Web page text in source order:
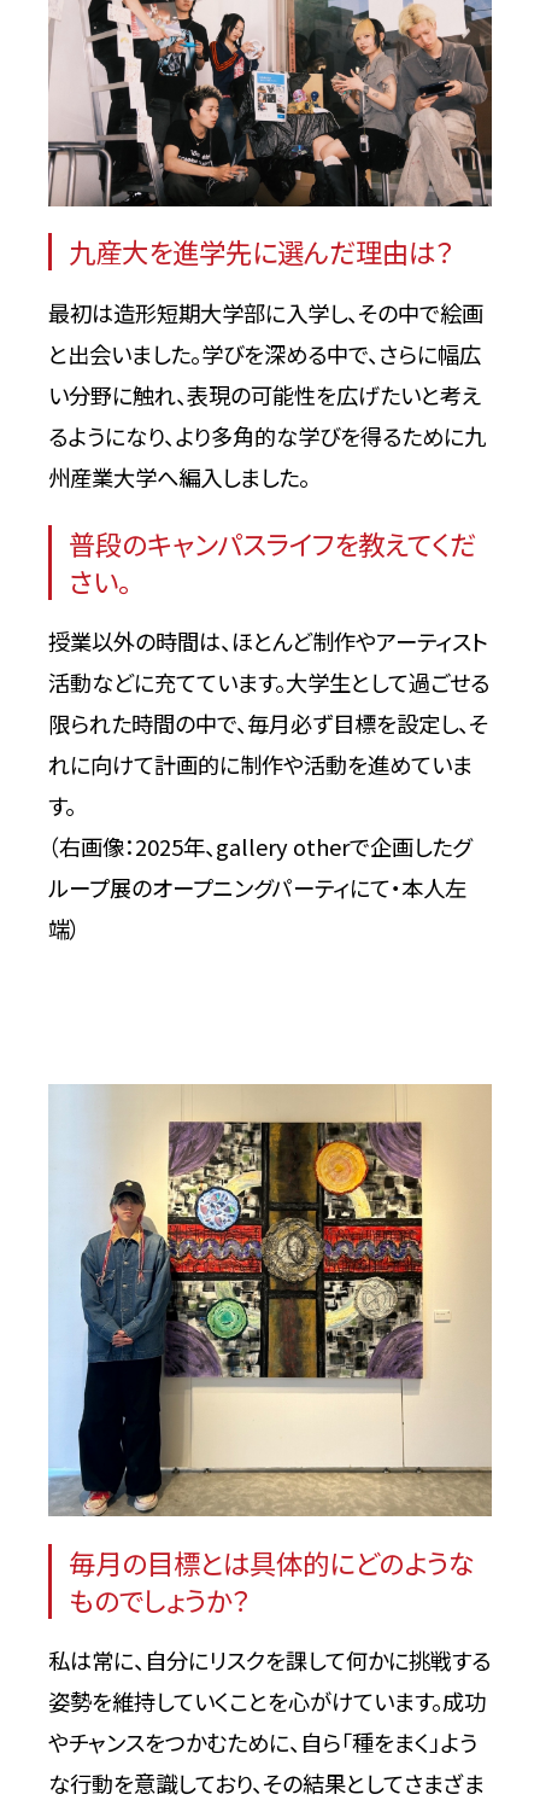
九産大を進学先に選んだ理由は？
最初は造形短期大学部に入学し、その中で絵画
と出会いました。学びを深める中で、さらに幅広
い分野に触れ、表現の可能性を広げたいと考え
るようになり、より多角的な学びを得るために九
州産業大学へ編入しました。
普段のキャンパスライフを教えてくだ
さい。
授業以外の時間は、ほとんど制作やアーティスト
活動などに充てています。大学生として過ごせる
限られた時間の中で、毎月必ず目標を設定し、そ
れに向けて計画的に制作や活動を進めていま
す。
（右画像：2025年、gallery otherで企画したグ
ループ展のオープニングパーティにて・本人左
端）
毎月の目標とは具体的にどのような
ものでしょうか？
私は常に、自分にリスクを課して何かに挑戦する
姿勢を維持していくことを心がけています。成功
やチャンスをつかむために、自ら「種をまく」よう
な行動を意識しており、その結果としてさまざま